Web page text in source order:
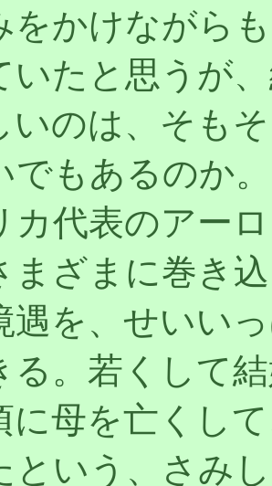
をかけながら
いたと思うが
いのは、そも
でもあるのか。
カ代表のアー
まざまに巻き
遇を、せいい
る。若くして
に母を亡くし
という、さみ